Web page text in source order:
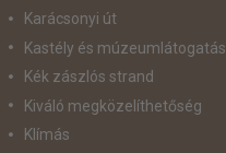
Karácsonyi út
Kastély és múzeumlátogatás
Kék zászlós strand
Kiváló megközelíthetőség
Klímás